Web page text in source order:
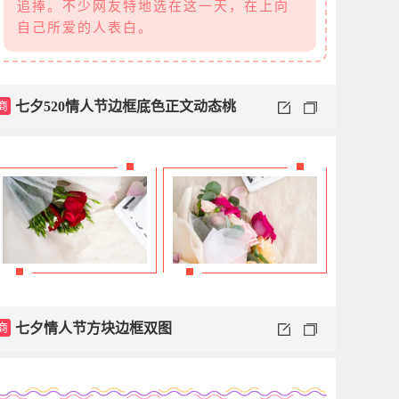
追捧。不少网友特地选在这一天，在上向
自己所爱的人表白。
七夕520情人节边框底色正文动态桃
七夕情人节方块边框双图